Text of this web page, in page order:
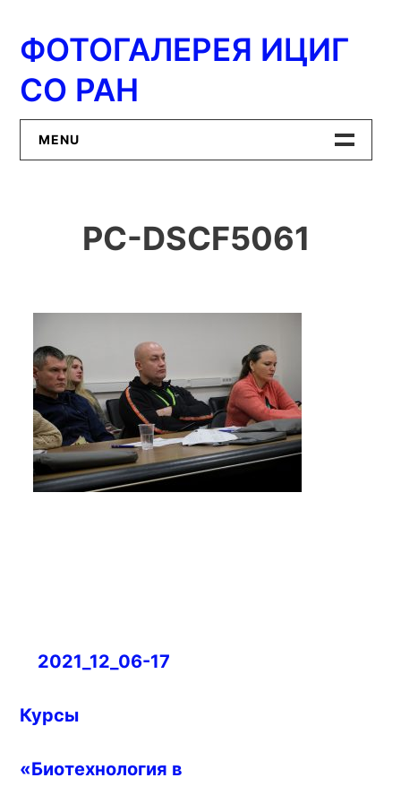
содержимому
ФОТОГАЛЕРЕЯ ИЦИГ
СО РАН
MENU
ИЦиГ СО РАН
PC-DSCF5061
Навигация
записям
2021_12_06-17
Курсы
«Биотехнология в